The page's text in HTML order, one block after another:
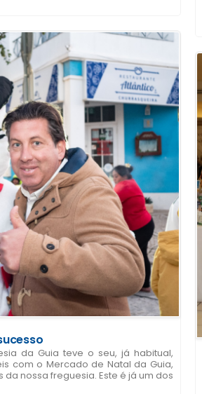
da Guia teve o seu, já habitual,
com o Mercado de Natal da Guia,
nossa freguesia. Este é já um dos